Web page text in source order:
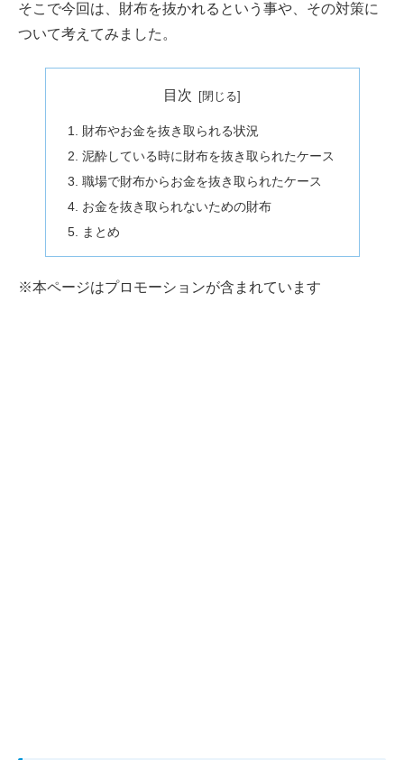
そこで今回は、財布を抜かれるという事や、その対策に
ついて考えてみました。
目次
財布やお金を抜き取られる状況
泥酔している時に財布を抜き取られたケース
職場で財布からお金を抜き取られたケース
お金を抜き取られないための財布
まとめ
※本ページはプロモーションが含まれています